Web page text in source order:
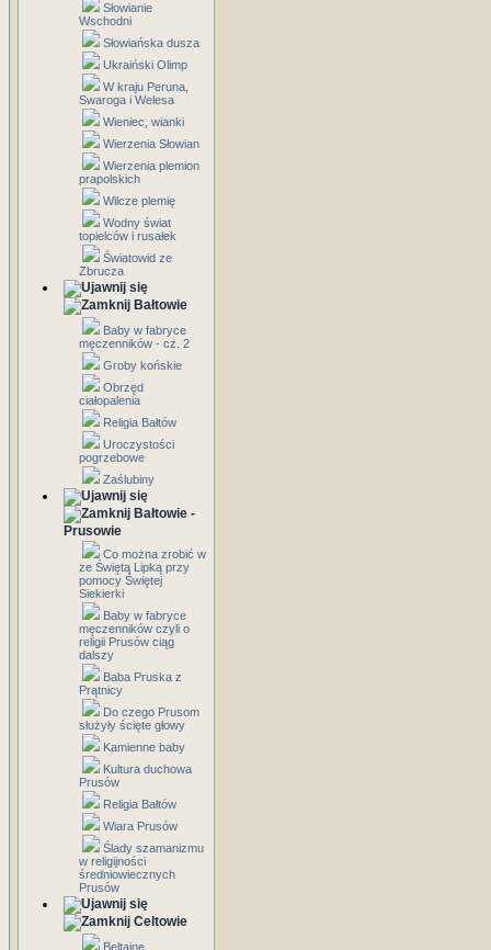
Słowianie
Wschodni
Słowiańska dusza
Ukraiński Olimp
W kraju Peruna,
Swaroga i Welesa
Wieniec, wianki
Wierzenia Słowian
Wierzenia plemion
prapolskich
Wilcze plemię
Wodny świat
topielców i rusałek
Światowid ze
Zbrucza
Bałtowie
Baby w fabryce
męczenników - cz. 2
Groby końskie
Obrzęd
ciałopalenia
Religia Bałtów
Uroczystości
pogrzebowe
Zaślubiny
Bałtowie -
Prusowie
Co można zrobić w
ze Świętą Lipką przy
pomocy Świętej
Siekierki
Baby w fabryce
męczenników czyli o
religii Prusów ciąg
dalszy
Baba Pruska z
Prątnicy
Do czego Prusom
służyły ścięte głowy
Kamienne baby
Kultura duchowa
Prusów
Religia Bałtów
Wiara Prusów
Ślady szamanizmu
w religijności
średniowiecznych
Prusów
Celtowie
Beltaine